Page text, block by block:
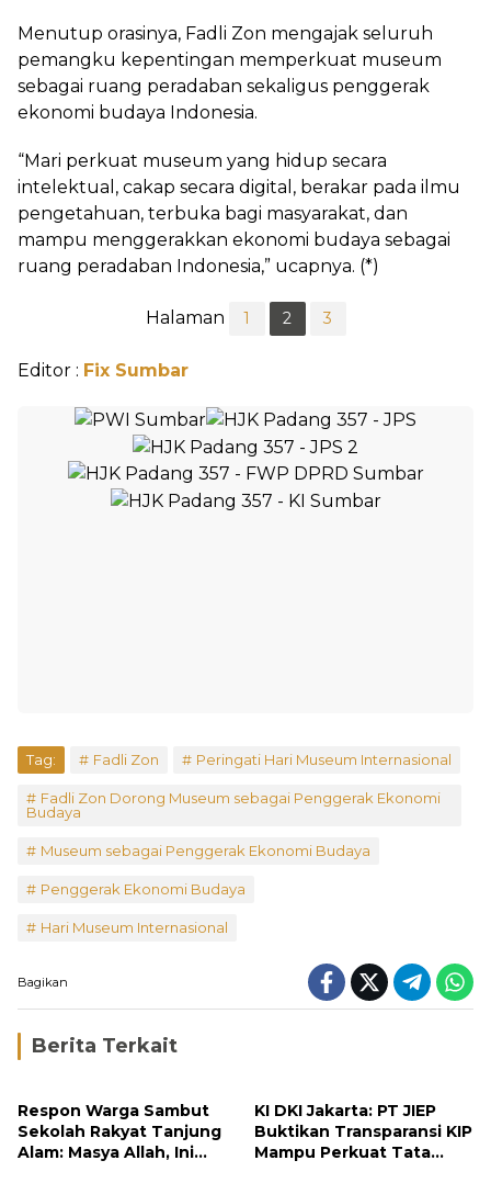
Menutup orasinya, Fadli Zon mengajak seluruh
pemangku kepentingan memperkuat museum
sebagai ruang peradaban sekaligus penggerak
ekonomi budaya Indonesia.
“Mari perkuat museum yang hidup secara
intelektual, cakap secara digital, berakar pada ilmu
pengetahuan, terbuka bagi masyarakat, dan
mampu menggerakkan ekonomi budaya sebagai
ruang peradaban Indonesia,” ucapnya. (*)
Halaman 1 2 3
Editor : Fix Sumbar
Tag: Fadli Zon Peringati Hari Museum Internasional
Fadli Zon Dorong Museum sebagai Penggerak Ekonomi
Budaya
Museum sebagai Penggerak Ekonomi Budaya
Penggerak Ekonomi Budaya
Hari Museum Internasional
Bagikan
Berita Terkait
Respon Warga Sambut
Sekolah Rakyat Tanjung
Alam: Masya Allah, Ini
KI DKI Jakarta: PT JIEP
Buktikan Transparansi KIP
Mampu Perkuat Tata